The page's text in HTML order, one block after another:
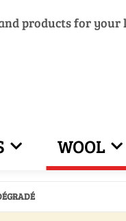
products for your
WOOL